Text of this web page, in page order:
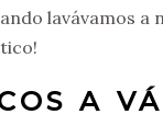
lavávamos a
A